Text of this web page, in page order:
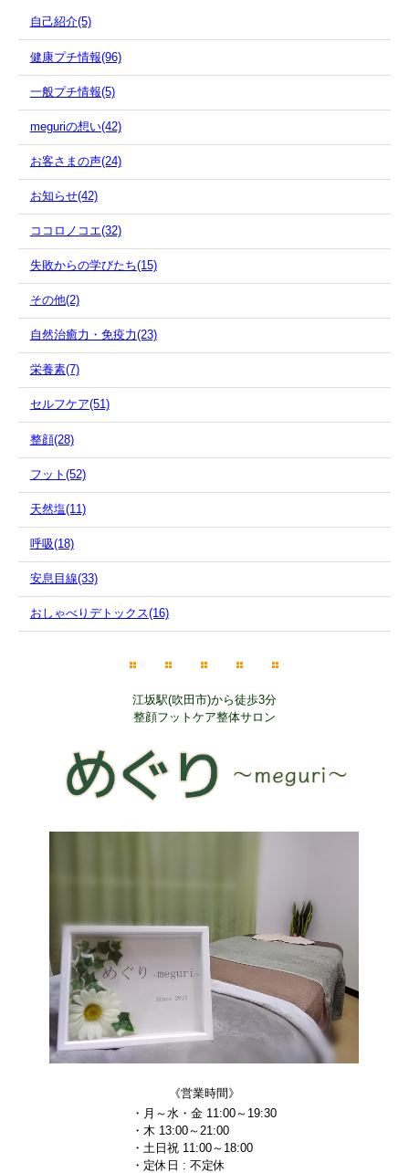
自己紹介(5)
健康プチ情報(96)
一般プチ情報(5)
meguriの想い(42)
お客さまの声(24)
お知らせ(42)
ココロノコエ(32)
失敗からの学びたち(15)
その他(2)
自然治癒力・免疫力(23)
栄養素(7)
セルフケア(51)
整顔(28)
フット(52)
天然塩(11)
呼吸(18)
安息目線(33)
おしゃべりデトックス(16)
江坂駅(吹田市)から徒歩3分
整顔フットケア整体サロン
《営業時間》
・月～水・金 11:00～19:30
・木 13:00～21:00
・土日祝 11:00～18:00
・定休日 : 不定休